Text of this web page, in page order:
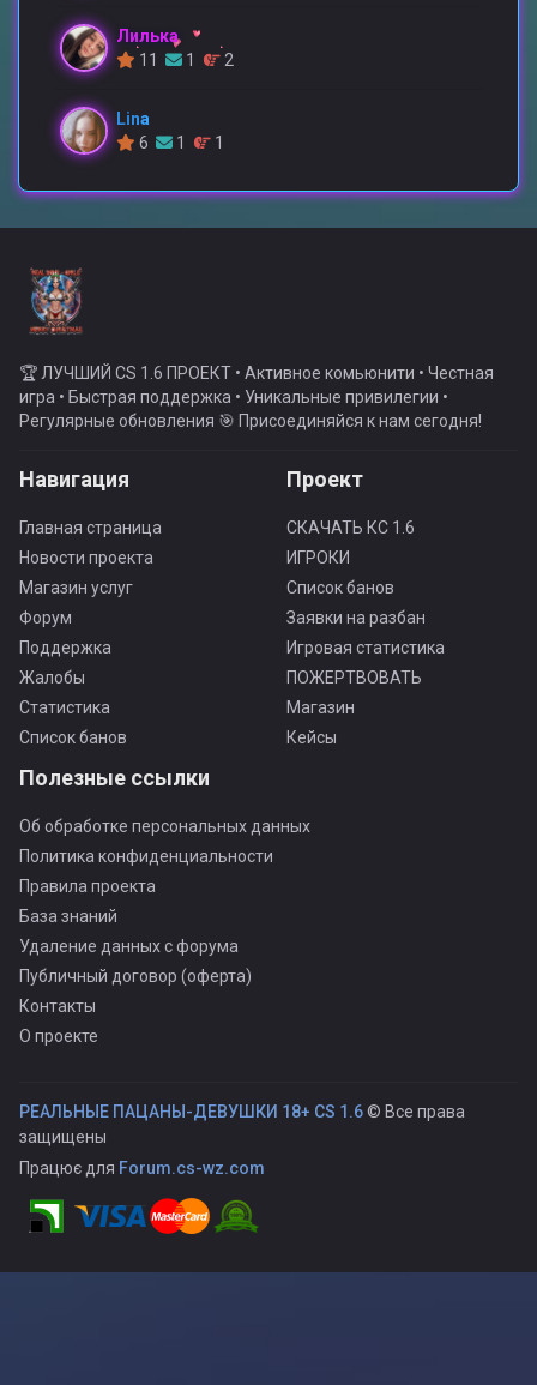
Лилька
11
1 2
Lina
6
1 1
🏆 ЛУЧШИЙ CS 1.6 ПРОЕКТ • Активное комьюнити • Честная
игра • Быстрая поддержка • Уникальные привилегии •
Регулярные обновления 🎯 Присоединяйся к нам сегодня!
Навигация
Главная страница
Новости проекта
Магазин услуг
Форум
Поддержка
Жалобы
Статистика
Список банов
Проект
СКАЧАТЬ КС 1.6
ИГРОКИ
Список банов
Заявки на разбан
Игровая статистика
ПОЖЕРТВОВАТЬ
Магазин
Кейсы
Полезные ссылки
Об обработке персональных данных
Политика конфиденциальности
Правила проекта
База знаний
Удаление данных с форума
Публичный договор (оферта)
Контакты
О проекте
РЕАЛЬНЫЕ ПАЦАНЫ-ДЕВУШКИ 18+ CS 1.6© Все права
защищены
Працює для Forum.cs-wz.com